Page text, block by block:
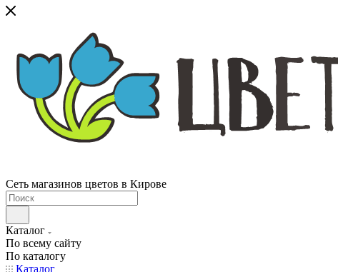
Сеть магазинов цветов в Кирове
Каталог
По всему сайту
По каталогу
Каталог